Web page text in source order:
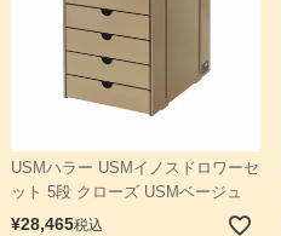
USMハラー USMイノスドロワーセ
ット 5段 クローズ USMベージュ
¥28,465税込